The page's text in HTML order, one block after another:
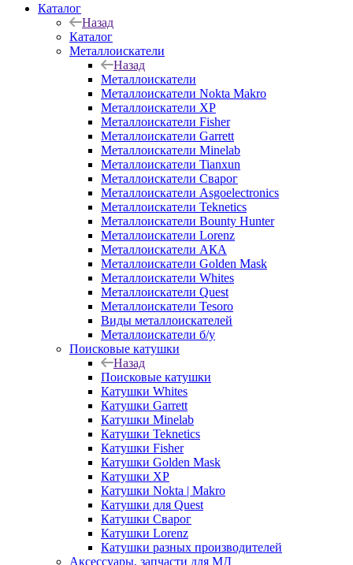
Каталог
Назад
Каталог
Металлоискатели
Назад
Металлоискатели
Металлоискатели Nokta Makro
Металлоискатели XP
Металлоискатели Fisher
Металлоискатели Garrett
Металлоискатели Minelab
Металлоискатели Tianxun
Металлоискатели Сварог
Металлоискатели Asgoelectronics
Металлоискатели Teknetics
Металлоискатели Bounty Hunter
Металлоискатели Lorenz
Металлоискатели АКА
Металлоискатели Golden Mask
Металлоискатели Whites
Металлоискатели Quest
Металлоискатели Tesoro
Виды металлоискателей
Металлоискатели б/у
Поисковые катушки
Назад
Поисковые катушки
Катушки Whites
Катушки Garrett
Катушки Minelab
Катушки Teknetics
Катушки Fisher
Катушки Golden Mask
Катушки XP
Катушки Nokta | Makro
Катушки для Quest
Катушки Сварог
Катушки Lorenz
Катушки разных производителей
Аксессуары, запчасти для МД